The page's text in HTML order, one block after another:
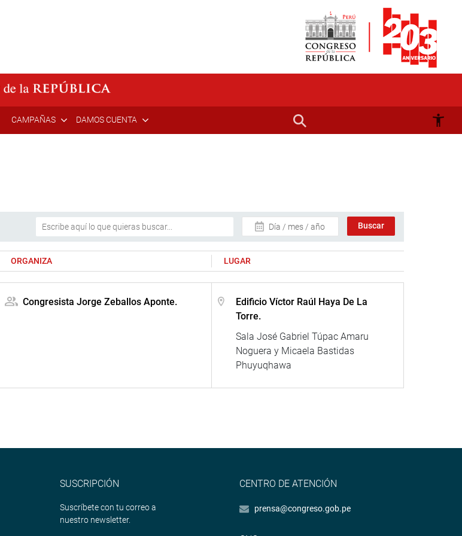
CAMPAÑAS DAMOS CUENTA
Día / mes / año
ORGANIZA LUGAR
Congresista Jorge Zeballos Aponte.
Edificio Víctor Raúl Haya De La
Torre.
Sala José Gabriel Túpac Amaru
Noguera y Micaela Bastidas
Phuyuqhawa
SUSCRIPCIÓN
Suscríbete con tu correo a
nuestro newsletter.
CENTRO DE ATENCIÓN
prensa@congreso.gob.pe